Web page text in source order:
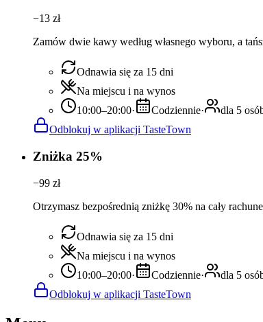
−13 zł
Zamów dwie kawy według własnego wyboru, a
Odnawia się za 15 dni
Na miejscu i na wynos
10:00–20:00· Codziennie·
dla 5
Odblokuj w aplikacji TasteTown
Zniżka 25%
−99 zł
Otrzymasz bezpośrednią zniżkę 30% na cały
Odnawia się za 15 dni
Na miejscu i na wynos
10:00–20:00· Codziennie·
dla 5
Odblokuj w aplikacji TasteTown